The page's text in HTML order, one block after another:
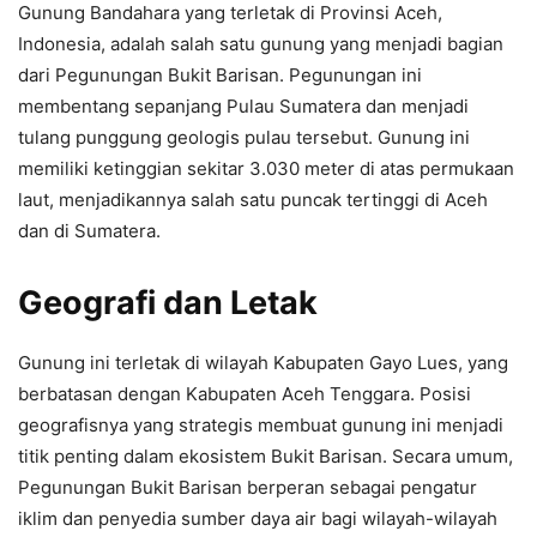
Gunung Bandahara yang terletak di Provinsi Aceh,
Indonesia, adalah salah satu gunung yang menjadi bagian
dari Pegunungan Bukit Barisan. Pegunungan ini
membentang sepanjang Pulau Sumatera dan menjadi
tulang punggung geologis pulau tersebut. Gunung ini
memiliki ketinggian sekitar 3.030 meter di atas permukaan
laut, menjadikannya salah satu puncak tertinggi di Aceh
dan di Sumatera.
Geografi dan Letak
Gunung ini terletak di wilayah Kabupaten Gayo Lues, yang
berbatasan dengan Kabupaten Aceh Tenggara. Posisi
geografisnya yang strategis membuat gunung ini menjadi
titik penting dalam ekosistem Bukit Barisan. Secara umum,
Pegunungan Bukit Barisan berperan sebagai pengatur
iklim dan penyedia sumber daya air bagi wilayah-wilayah